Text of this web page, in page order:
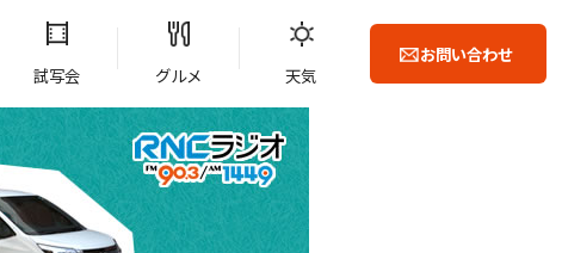
試写会 グルメ 天気
お問い合わせ